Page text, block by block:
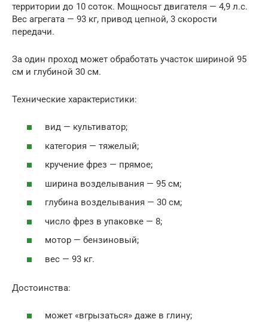
территории до 10 соток. Мощносьт двигателя — 4,9 л.с.
Вес агрегата — 93 кг, привод цепной, 3 скорости
передачи.
За один проход может обработать участок шириной 95
см и глубиной 30 см.
Технические характеристики:
вид — культиватор;
категория — тяжелый;
кручение фрез — прямое;
ширина возделывания — 95 см;
глубина возделывания — 30 см;
число фрез в упаковке — 8;
мотор — бензиновый;
вес — 93 кг.
Достоинства:
может «вгрызаться» даже в глину;